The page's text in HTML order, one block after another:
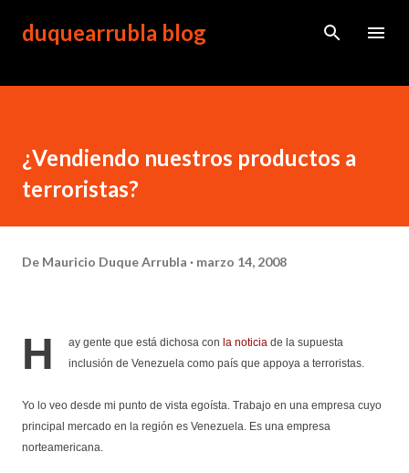
Ir al contenido principal
duquearrubla blog
¿Vendiendo nuestros productos a
terroristas?
De Mauricio Duque Arrubla marzo 14, 2008
H ay gente que está dichosa con la noticia de la supuesta
inclusión de Venezuela como país que appoya a terroristas.
Yo lo veo desde mi punto de vista egoísta. Trabajo en una empresa cuyo
principal mercado en la región es Venezuela. Es una empresa
norteamericana.